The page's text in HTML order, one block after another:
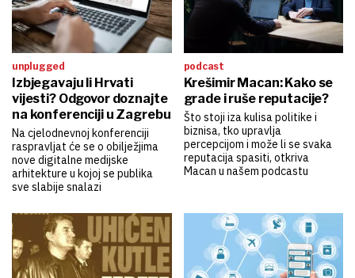
unplugged
Izbjegavaju li Hrvati
vijesti? Odgovor doznajte
na konferenciji u Zagrebu
Na cjelodnevnoj konferenciji
raspravljat će se o obilježjima
nove digitalne medijske
arhitekture u kojoj se publika
sve slabije snalazi
podcast
Krešimir Macan: Kako se
grade i ruše reputacije?
Što stoji iza kulisa politike i
biznisa, tko upravlja
percepcijom i može li se svaka
reputacija spasiti, otkriva
Macan u našem podcastu